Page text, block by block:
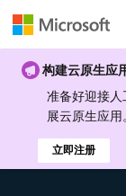
构建云原生应
准备好迎接
展云原生应用。
立即注册